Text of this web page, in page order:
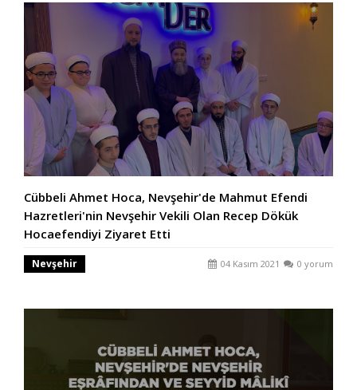
Cübbeli Ahmet Hoca, Nevşehir'de Mahmut Efendi
Hazretleri'nin Nevşehir Vekili Olan Recep Dökük
Hocaefendiyi Ziyaret Etti
Nevşehir 04 Kasım 2021 0 yorum